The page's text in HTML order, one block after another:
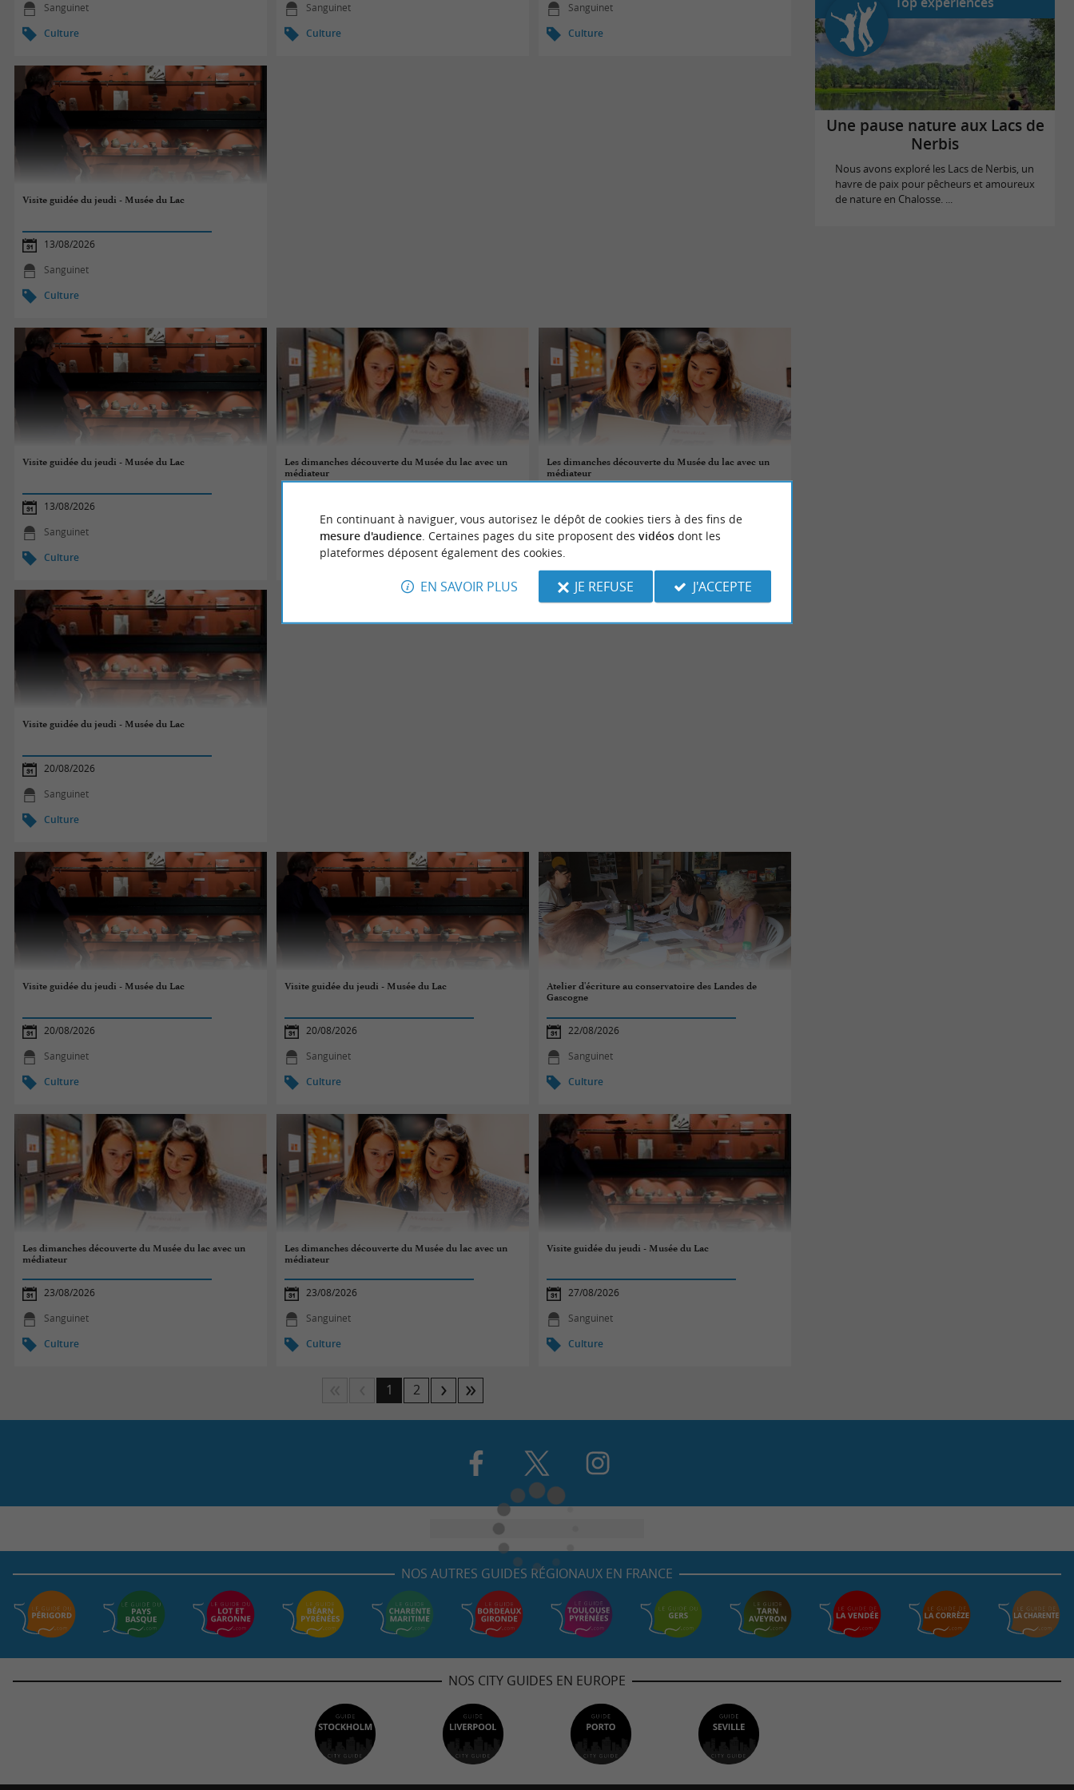
Sanguinet
Culture
Sanguinet
Culture
Sanguinet
Culture
Visite guidée du jeudi - Musée du Lac
13/08/2026
Sanguinet
Culture
Visite guidée du jeudi - Musée du Lac
13/08/2026
Sanguinet
Culture
Les dimanches découverte du Musée du lac avec un
médiateur
Sanguinet
Culture
Les dimanches découverte du Musée du lac avec un
médiateur
Sanguinet
Visite guidée du jeudi - Musée du Lac
20/08/2026
Sanguinet
Culture
Visite guidée du jeudi - Musée du Lac
20/08/2026
Sanguinet
Culture
Visite guidée du jeudi - Musée du Lac
20/08/2026
Sanguinet
Culture
Atelier d'écriture au conservatoire des Landes de
Gascogne
22/08/2026
Sanguinet
Culture
Les dimanches découverte du Musée du lac avec un
médiateur
23/08/2026
Sanguinet
Culture
Les dimanches découverte du Musée du lac avec un
médiateur
23/08/2026
Sanguinet
Culture
Visite guidée du jeudi - Musée du Lac
27/08/2026
Sanguinet
Culture
1 2
Une pause nature aux Lacs de
Nerbis
Nous avons exploré les Lacs de Nerbis, un
havre de paix pour pêcheurs et amoureux
de nature en Chalosse. ...
NOS AUTRES GUIDES RÉGIONAUX EN FRANCE
NOS CITY GUIDES EN EUROPE
En continuant à naviguer, vous autorisez le dépôt de cookies tiers à des fins de
mesure d'audience. Certaines pages du site proposent des vidéosdont les
plateformes déposent également des cookies.
EN SAVOIR PLUS JE REFUSE J'ACCEPTE